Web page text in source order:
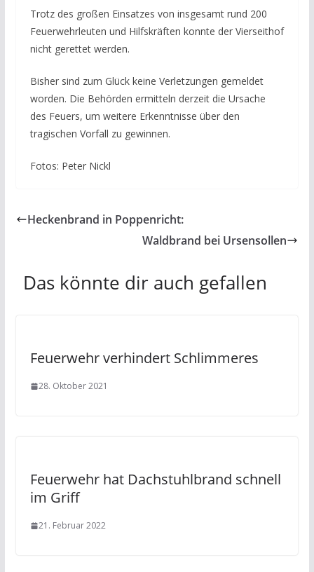
Trotz des großen Einsatzes von insgesamt rund 200
Feuerwehrleuten und Hilfskräften konnte der Vierseithof
nicht gerettet werden.
Bisher sind zum Glück keine Verletzungen gemeldet
worden. Die Behörden ermitteln derzeit die Ursache
des Feuers, um weitere Erkenntnisse über den
tragischen Vorfall zu gewinnen.
Fotos: Peter Nickl
Heckenbrand in Poppenricht:
Waldbrand bei Ursensollen
Das könnte dir auch gefallen
Feuerwehr verhindert Schlimmeres
28. Oktober 2021
Feuerwehr hat Dachstuhlbrand schnell
im Griff
21. Februar 2022